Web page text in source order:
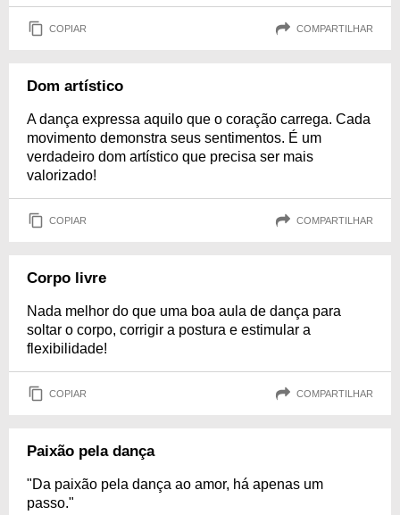
COPIAR COMPARTILHAR
Dom artístico
A dança expressa aquilo que o coração carrega. Cada
movimento demonstra seus sentimentos. É um
verdadeiro dom artístico que precisa ser mais
valorizado!
COPIAR COMPARTILHAR
Corpo livre
Nada melhor do que uma boa aula de dança para
soltar o corpo, corrigir a postura e estimular a
flexibilidade!
COPIAR COMPARTILHAR
Paixão pela dança
"Da paixão pela dança ao amor, há apenas um
passo."